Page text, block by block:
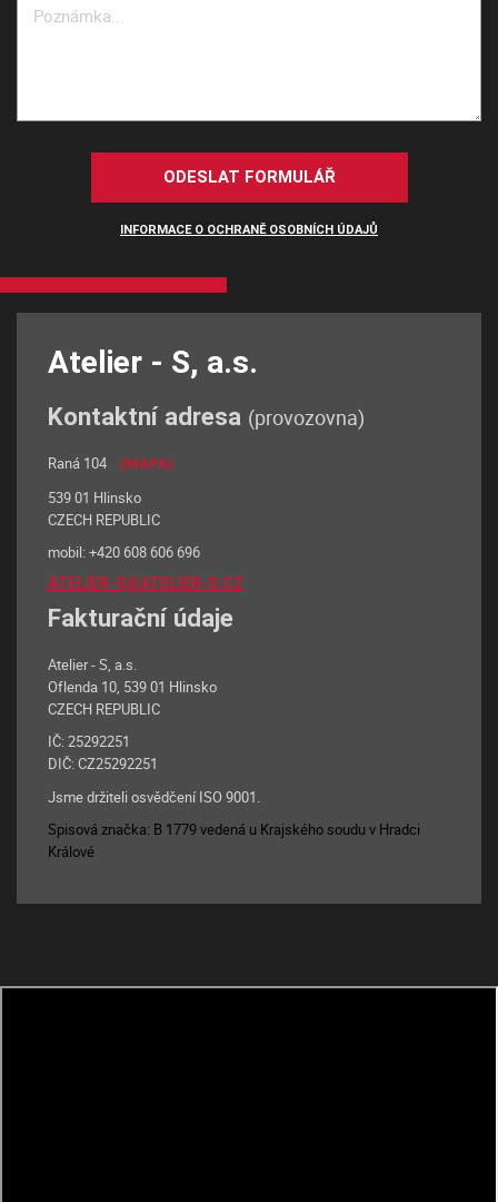
ODESLAT FORMULÁŘ
INFORMACE O OCHRANĚ OSOBNÍCH ÚDAJŮ
Atelier - S, a.s.
Kontaktní adresa (provozovna)
Raná 104 (MAPA)
539 01 Hlinsko
CZECH REPUBLIC
mobil: +420 608 606 696
ATELIER-S@ATELIER-S.CZ
Fakturační údaje
Atelier - S, a.s.
Oflenda 10, 539 01 Hlinsko
CZECH REPUBLIC
IČ: 25292251
DIČ: CZ25292251
Jsme držiteli osvědčení ISO 9001.
Spisová značka: B 1779 vedená u Krajského soudu v Hradci
Králové